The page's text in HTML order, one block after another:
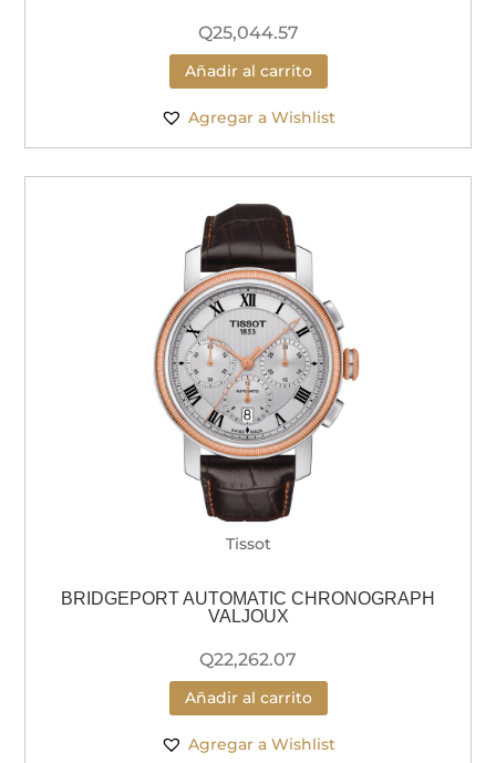
Q25,044.57
Añadir al carrito
Agregar a Wishlist
Tissot
BRIDGEPORT AUTOMATIC CHRONOGRAPH
VALJOUX
Q22,262.07
Añadir al carrito
Agregar a Wishlist